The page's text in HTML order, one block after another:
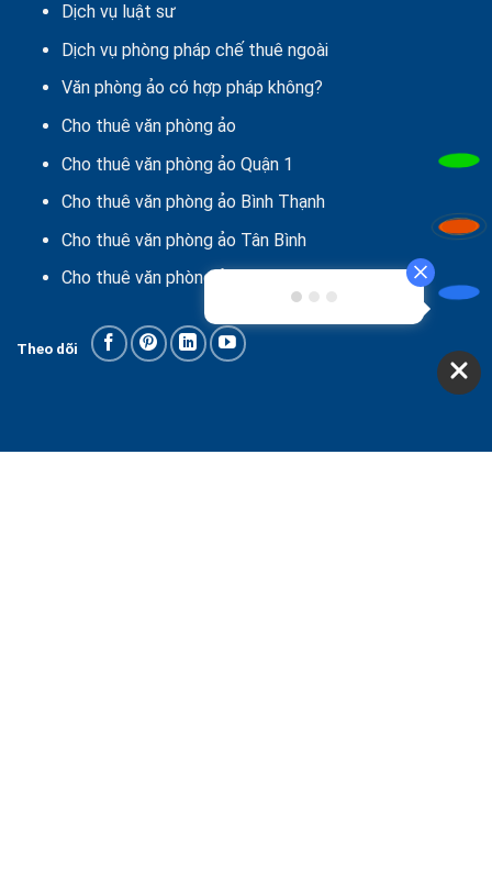
Dịch vụ luật sư
Dịch vụ phòng pháp chế thuê ngoài
Văn phòng ảo có hợp pháp không?
Cho thuê văn phòng ảo
Cho thuê văn phòng ảo Quận 1
Cho thuê văn phòng ảo Bình Thạnh
Cho thuê văn phòng ảo Tân Bình
Cho thuê văn phòng ảo Quận 12
Theo dõi